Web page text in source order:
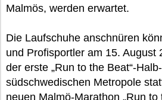
Malmös, werden erwartet.
Die Laufschuhe anschnüren
und Profisportler am 15. August
der erste „Run to the Beat“-
südschwedischen Metropole
neuen Malmö-Marathon „Run to